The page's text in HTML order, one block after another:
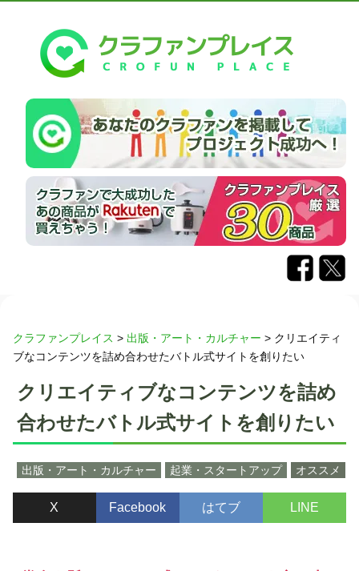
クラファンプレイス > 出版・アート・カルチャー > クリエイティ
ブなコンテンツを詰め合わせたバトル式サイトを創りたい
クリエイティブなコンテンツを詰め
合わせたバトル式サイトを創りたい
出版・アート・カルチャー 起業・スタートアップ オススメ
X Facebook はてブ LINE